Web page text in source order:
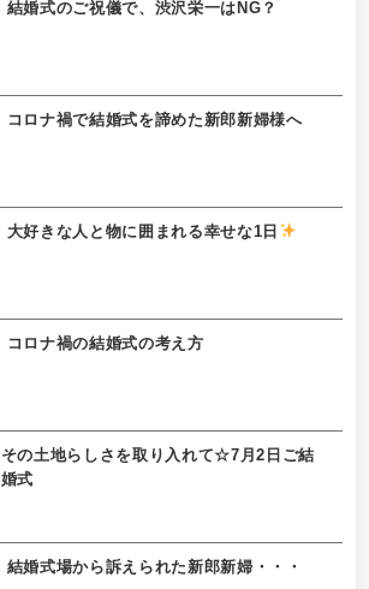
結婚式のご祝儀で、渋沢栄一はNG？
コロナ禍で結婚式を諦めた新郎新婦様へ
大好きな人と物に囲まれる幸せな1日
コロナ禍の結婚式の考え方
その土地らしさを取り入れて☆7月2日ご結
婚式
結婚式場から訴えられた新郎新婦・・・